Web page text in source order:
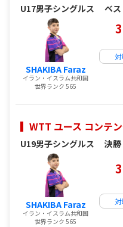
U17男子シングルス ベ
SHAKIBA Faraz
イラン・イスラム共和国
世界ランク 565
3
WTT ユース コンテ
U19男子シングルス 決勝
SHAKIBA Faraz
イラン・イスラム共和国
世界ランク 565
3